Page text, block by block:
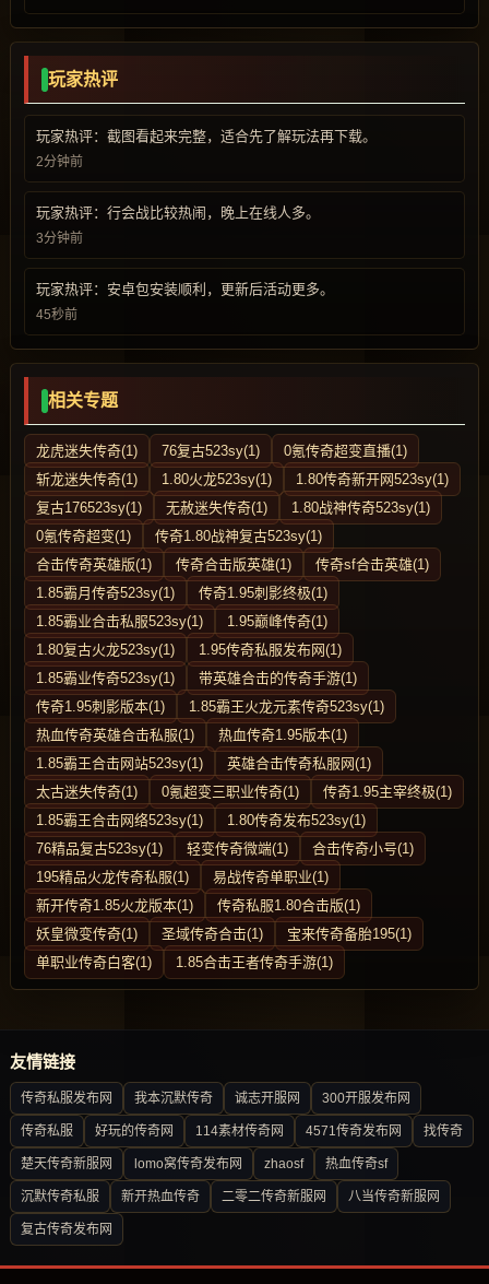
玩家热评
玩家热评：截图看起来完整，适合先了解玩法再下载。
2分钟前
玩家热评：行会战比较热闹，晚上在线人多。
3分钟前
玩家热评：安卓包安装顺利，更新后活动更多。
45秒前
相关专题
龙虎迷失传奇(1) 76复古523sy(1)
0氪传奇超变直播(1)
斩龙迷失传奇(1)
1.80火龙523sy(1)
1.80传奇新开网523sy(1)
复古176523sy(1)
无赦迷失传奇(1)
1.80战神传奇523sy(1)
0氪传奇超变(1)
传奇1.80战神复古523sy(1)
合击传奇英雄版(1)
传奇合击版英雄(1)
传奇sf合击英雄(1)
1.85霸月传奇523sy(1)
传奇1.95刺影终极(1)
1.85霸业合击私服523sy(1)
1.95巅峰传奇(1)
1.80复古火龙523sy(1)
1.95传奇私服发布网(1)
1.85霸业传奇523sy(1)
带英雄合击的传奇手游(1)
传奇1.95刺影版本(1)
1.85霸王火龙元素传奇523sy(1)
热血传奇英雄合击私服(1)
热血传奇1.95版本(1)
1.85霸王合击网站523sy(1)
英雄合击传奇私服网(1)
太古迷失传奇(1)
0氪超变三职业传奇(1)
传奇1.95主宰终极(1)
1.85霸王合击网络523sy(1)
1.80传奇发布523sy(1)
76精品复古523sy(1)
轻变传奇微端(1)
合击传奇小号(1)
195精品火龙传奇私服(1)
易战传奇单职业(1)
新开传奇1.85火龙版本(1)
传奇私服1.80合击版(1)
妖皇微变传奇(1)
圣域传奇合击(1)
宝来传奇备胎195(1)
单职业传奇白客(1)
1.85合击王者传奇手游(1)
友情链接
传奇私服发布网 我本沉默传奇 诚志开服网 300开服发布网
传奇私服 好玩的传奇网 114素材传奇网 4571传奇发布网 找传奇
楚天传奇新服网 lomo窝传奇发布网 zhaosf 热血传奇sf
沉默传奇私服 新开热血传奇 二零二传奇新服网 八当传奇新服网
复古传奇发布网